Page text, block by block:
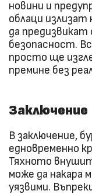
новини и
облаци
да предизвикат
безопасност.
просто ще
премине без
Заключение
В заключение,
едновременно
Тяхното
може да накара
уязвими.